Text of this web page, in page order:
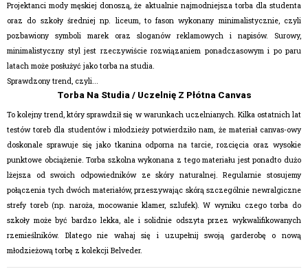
Projektanci mody męskiej donoszą, że aktualnie najmodniejsza torba dla studenta
oraz do szkoły średniej np. liceum, to fason wykonany minimalistycznie, czyli
pozbawiony symboli marek oraz sloganów reklamowych i napisów. Surowy,
minimalistyczny styljest rzeczywiście rozwiązaniem ponadczasowym i po paru
latach może posłużyć jako torba na studia.
Sprawdzony trend, czyli...
Torba Na Studia / Uczelnię Z Płótna Canvas
To kolejny trend, który sprawdził się w warunkach uczelnianych. Kilka ostatnich lat
testów toreb dla studentów i młodzieży potwierdziło nam, że materiał canvas-owy
doskonale sprawuje się jako tkanina odporna na tarcie, rozcięcia oraz wysokie
punktowe obciążenie. Torba szkolna wykonana z tego materiału jest ponadto dużo
lżejsza od swoich odpowiedników ze skóry naturalnej. Regularnie stosujemy
połączenia tych dwóch materiałów, przeszywając skórą szczególnie newralgiczne
strefy toreb (np. naroża, mocowanie klamer, szlufek). W wyniku czego torba do
szkoły może być bardzo lekka, ale i solidnie odszyta przez wykwalifikowanych
rzemieślników. Dlatego nie wahaj się i uzupełnij swoją garderobę o nową
młodzieżową torbę z kolekcji Belveder.